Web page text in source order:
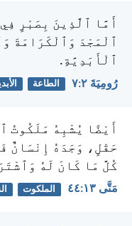
أَمَّا ٱلَّذِينَ بِصَبْرٍ
ٱلْمَجْدَ وَٱلْكَرَامَةَ
ٱلْأَبَدِيَّةِ.
رُومِيَةَ ٢:‏٧ الطاعة
أَيْضًا يُشْبِهُ مَلَكُوتُ
حَقْلٍ، وَجَدَهُ إِنْسَانٌ
كُلَّ مَا كَانَ لَهُ
مَتَّى ١٣:‏٤٤ الملكوت